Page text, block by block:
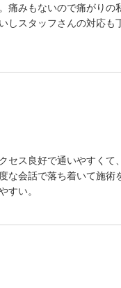
痛みもないので痛がり
しスタッフさんの対応
セス良好で通いやすく
な会話で落ち着いて施
すい。